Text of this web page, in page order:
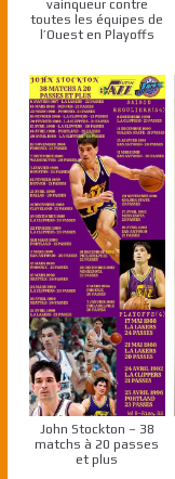
vainqueur contre
toutes les équipes de
l’Ouest en Playoffs
John Stockton – 38
matchs à 20 passes
et plus